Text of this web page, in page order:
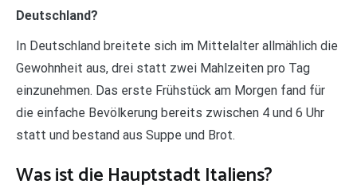
Deutschland?
In Deutschland breitete sich im Mittelalter allmählich die
Gewohnheit aus, drei statt zwei Mahlzeiten pro Tag
einzunehmen. Das erste Frühstück am Morgen fand für
die einfache Bevölkerung bereits zwischen 4 und 6 Uhr
statt und bestand aus Suppe und Brot.
Was ist die Hauptstadt Italiens?